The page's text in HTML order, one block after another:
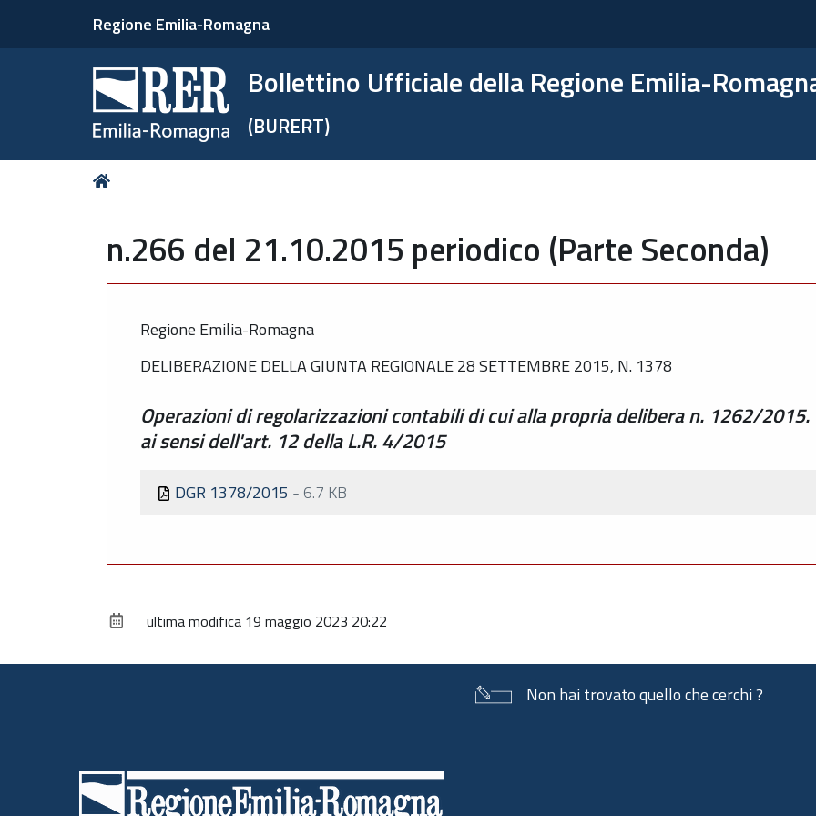
Regione Emilia-Romagna
Bollettino Ufficiale della Regione Emilia-
(BURERT)
Tu
n.266 del 21.10.2015 periodico (Parte Seconda)
Regione Emilia-Romagna
DELIBERAZIONE DELLA GIUNTA REGIONALE 28 SETTEMBRE 2015, N. 1378
Operazioni di regolarizzazioni contabili di cui alla propria delibera n. 1262/
ai sensi dell'art. 12 della L.R. 4/2015
DGR 1378/2015 - 6.7 KB
ultima modifica 19 maggio 2023 20:22
Non hai trovato quello che cerchi ?